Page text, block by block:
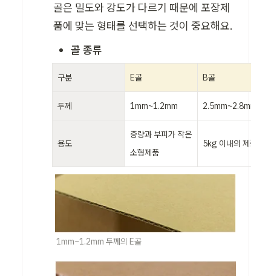
골은 밀도와 강도가 다르기 때문에 포장제
품에 맞는 형태를 선택하는 것이 중요해요.
골 종류
구분 E골 B골
두께 1mm~1.2mm 2.5mm~2.8mm
용도
중량과 부피가 작은
소형제품
5kg 이내의 제품
1mm~1.2mm 두께의 E골